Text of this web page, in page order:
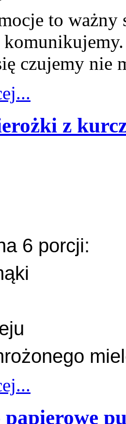
to ważny
czujemy nie
z
6 porcji: